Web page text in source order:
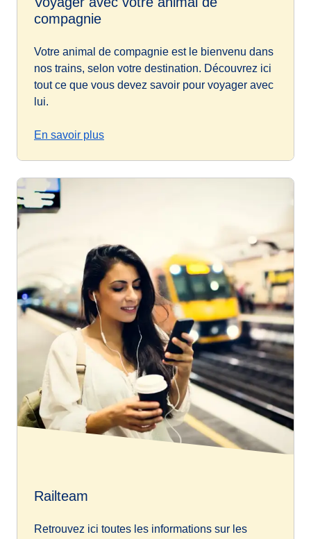
compagnie
Votre animal de compagnie est le bienvenu dans
nos trains, selon votre destination. Découvrez ici
tout ce que vous devez savoir pour voyager avec
lui.
En savoir plus
Railteam
Retrouvez ici toutes les informations sur les